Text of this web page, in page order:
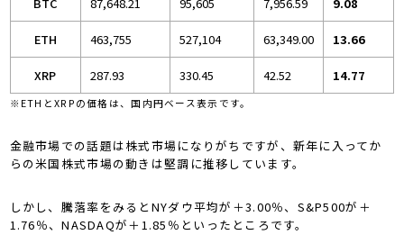
ETH 463,755 527,104 63,349.00 13.66
XRP 287.93 330.45 42.52 14.77
※ETHとXRPの価格は、国内円ベース表示です。
金融市場での話題は株式市場になりがちですが、新年に入ってか
らの米国株式市場の動きは堅調に推移しています。
しかし、騰落率をみるとNYダウ平均が＋3.00％、S&P500が＋
1.76％、NASDAQが＋1.85％といったところです。